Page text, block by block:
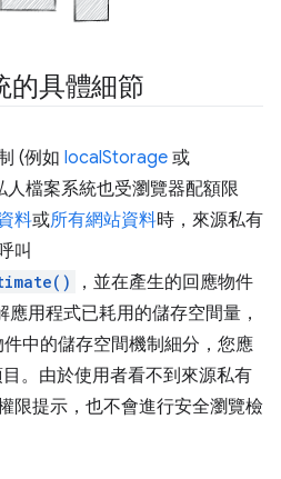
的具體細節
(例如 localStorage 或
人檔案系統也受瀏覽器配額限
料或所有網站資料時，來源私有
叫
，並在產生的回應物件
應用程式已耗用的儲存空間量，
件中的儲存空間機制細分，您應
。由於使用者看不到來源私有
限提示，也不會進行安全瀏覽檢